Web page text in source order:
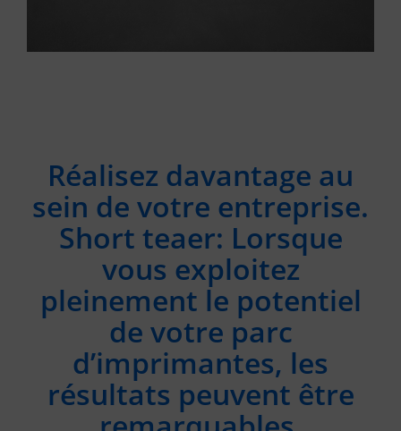
Réalisez davantage au
sein de votre entreprise.
Short teaer: Lorsque
vous exploitez
pleinement le potentiel
de votre parc
d’imprimantes, les
résultats peuvent être